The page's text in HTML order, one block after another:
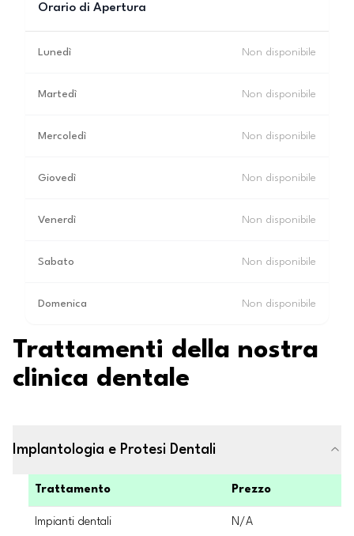
Orario di Apertura
Lunedì Non disponibile
Martedì Non disponibile
Mercoledì Non disponibile
Giovedì Non disponibile
Venerdì Non disponibile
Sabato Non disponibile
Domenica Non disponibile
Trattamenti della nostra
clinica dentale
Implantologia e Protesi Dentali
Trattamento Prezzo
Impianti dentali N/A